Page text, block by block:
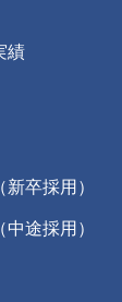
績
卒採用）
途採用）